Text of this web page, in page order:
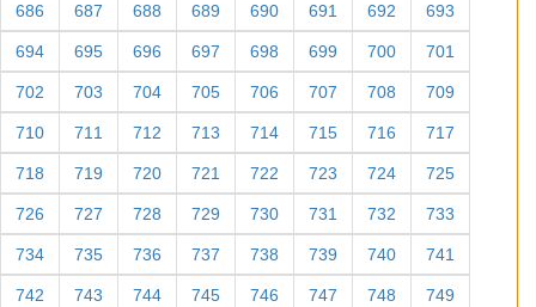
686 687 688 689 690 691 692 693
694 695 696 697 698 699 700 701
702 703 704 705 706 707 708 709
710 711 712 713 714 715 716 717
718 719 720 721 722 723 724 725
726 727 728 729 730 731 732 733
734 735 736 737 738 739 740 741
742 743 744 745 746 747 748 749